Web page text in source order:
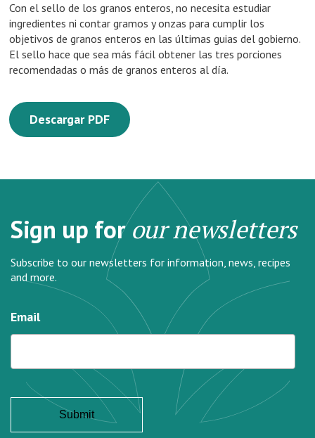
Con el sello de los granos enteros, no necesita estudiar
ingredientes ni contar gramos y onzas para cumplir los
objetivos de granos enteros en las últimas guias del gobierno.
El sello hace que sea más fácil obtener las tres porciones
recomendadas o más de granos enteros al día.
Descargar PDF
Sign up forour newsletters
Subscribe to our newsletters for information, news, recipes
and more.
Email